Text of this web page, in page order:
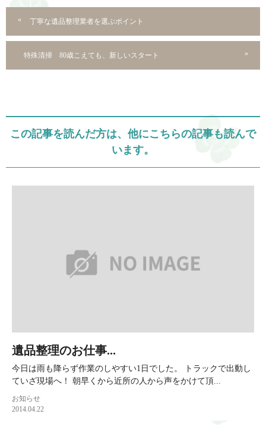
丁寧な遺品整理業者を選ぶポイント
特殊清掃 80歳こえても、新しいスタート
この記事を読んだ方は、他にこちらの記事も読んで
います。
遺品整理のお仕事...
今日は雨も降らず作業のしやすい1日でした。 トラックで出動し
ていざ現場へ！ 朝早くから近所の人から声をかけて頂...
お知らせ
2014.04.22